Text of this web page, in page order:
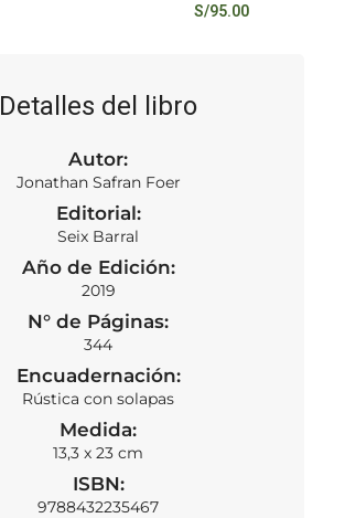
S/95.00
Detalles del libro
Autor:
Jonathan Safran Foer
Editorial:
Seix Barral
Año de Edición:
2019
N° de Páginas:
344
Encuadernación:
Rústica con solapas
Medida:
13,3 x 23 cm
ISBN:
9788432235467